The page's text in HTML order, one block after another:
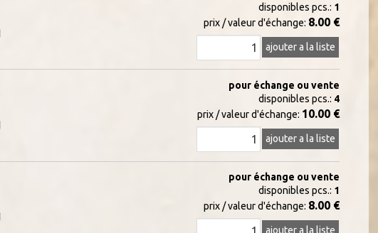
disponibles pcs.: 1
prix / valeur d'échange: 8.00 €
ajouter a la liste
pour échange ou vente
disponibles pcs.: 4
prix / valeur d'échange: 10.00 €
ajouter a la liste
pour échange ou vente
disponibles pcs.: 1
prix / valeur d'échange: 8.00 €
ajouter a la liste